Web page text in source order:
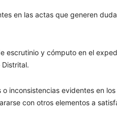
en las actas que generen
escrutinio y cómputo en el
Distrital.
inconsistencias evidentes en
con otros elementos a